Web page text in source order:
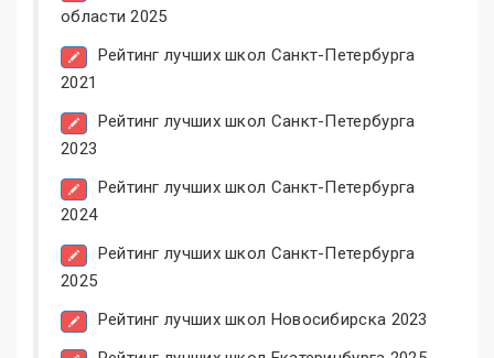
области 2025
Рейтинг лучших школ Санкт-Петербурга
2021
Рейтинг лучших школ Санкт-Петербурга
2023
Рейтинг лучших школ Санкт-Петербурга
2024
Рейтинг лучших школ Санкт-Петербурга
2025
Рейтинг лучших школ Новосибирска 2023